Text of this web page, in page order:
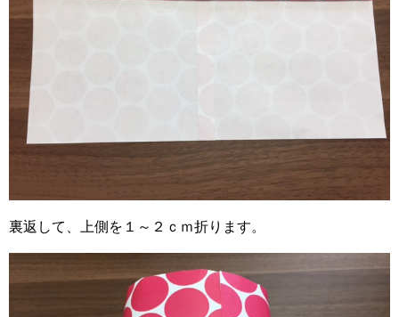
裏返して、上側を１～２ｃｍ折ります。